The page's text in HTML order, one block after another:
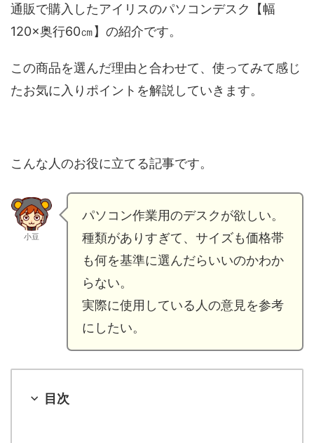
通販で購入したアイリスのパソコンデスク【幅
120×奥行60㎝】の紹介です。
この商品を選んだ理由と合わせて、使ってみて感じ
たお気に入りポイントを解説していきます。
こんな人のお役に立てる記事です。
小豆
パソコン作業用のデスクが欲しい。
種類がありすぎて、サイズも価格帯
も何を基準に選んだらいいのかわか
らない。
実際に使用している人の意見を参考
にしたい。
目次